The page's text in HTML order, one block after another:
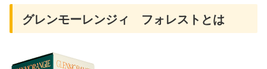
グレンモーレンジィ フォレストとは